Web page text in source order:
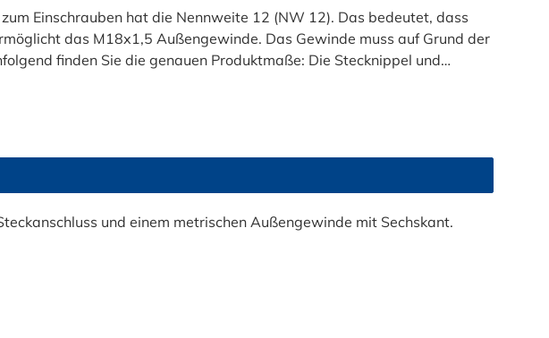
Einschrauben hat die Nennweite 12 (NW 12). Das bedeutet, dass
das M18x1,5 Außengewinde. Das Gewinde muss auf Grund der
die genauen Produktmaße: Die Stecknippel und
Leitung wird ein Einschraubnippel (z.B. für Gewindeanschluss am